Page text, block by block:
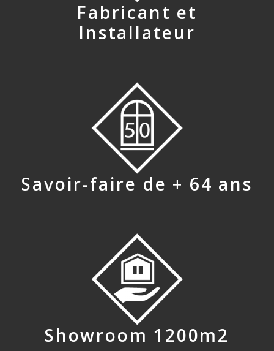
Fabricant et
Installateur
Savoir-faire de + 64 ans
Showroom 1200m2